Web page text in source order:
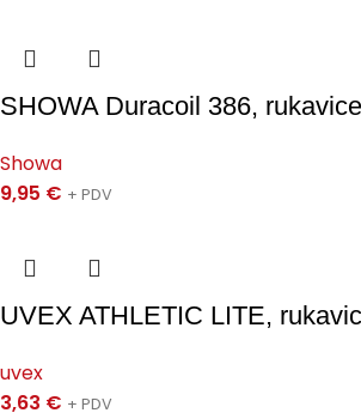
SHOWA Duracoil 386, rukavice
Showa
9,95 € + PDV
UVEX ATHLETIC LITE,
uvex
3,63 € + PDV